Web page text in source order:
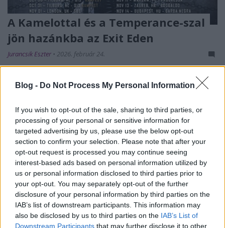
Blog - Do Not Process My Personal Information
If you wish to opt-out of the sale, sharing to third parties, or
processing of your personal or sensitive information for
targeted advertising by us, please use the below opt-out
section to confirm your selection. Please note that after your
opt-out request is processed you may continue seeing
interest-based ads based on personal information utilized by
us or personal information disclosed to third parties prior to
your opt-out. You may separately opt-out of the further
disclosure of your personal information by third parties on the
IAB’s list of downstream participants. This information may
also be disclosed by us to third parties on the IAB’s List of
Downstream Participants that may further disclose it to other
A Kamelottal és a Temperance-szal
jön hazánkba az Exit Eden
Jurancsik Eszter • 2026. február 24.